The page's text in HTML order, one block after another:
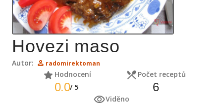
Hovezi maso
Autor: radomirektoman
Hodnocení
0.0/ 5
Počet receptů
6
Viděno